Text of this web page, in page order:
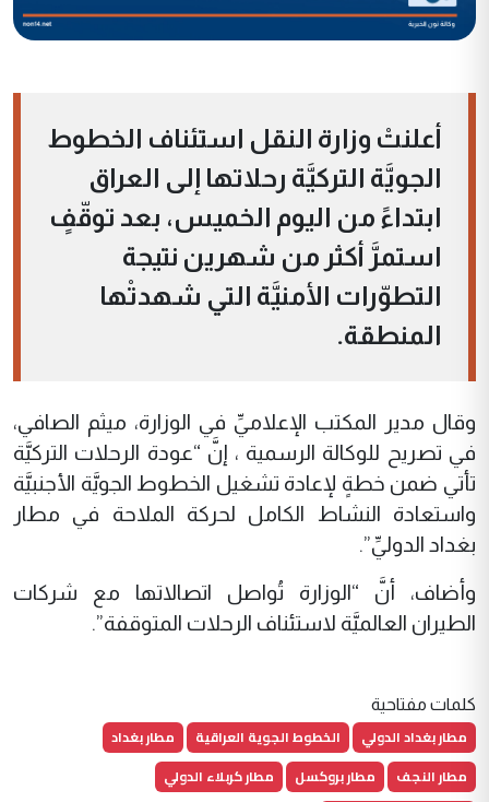
أعلنتْ وزارة النقل استئناف الخطوط
الجويَّة التركيَّة رحلاتها إلى العراق
ابتداءً من اليوم الخميس، بعد توقّفٍ
استمرَّ أكثر من شهرين نتيجة
التطوّرات الأمنيَّة التي شهدتْها
المنطقة.
وقال مدير المكتب الإعلاميِّ في الوزارة، ميثم الصافي،
في تصريح للوكالة الرسمية ، إنَّ “عودة الرحلات التركيَّة
تأتي ضمن خطةٍ لإعادة تشغيل الخطوط الجويَّة الأجنبيَّة
واستعادة النشاط الكامل لحركة الملاحة في مطار
بغداد الدوليِّ”.
وأضاف، أنَّ “الوزارة تُواصل اتصالاتها مع شركات
الطيران العالميَّة لاستئناف الرحلات المتوقفة”.
كلمات مفتاحية
مطار بغداد الدولي الخطوط الجوية العراقية
مطار بغداد
مطار النجف
مطار بروكسل
مطار كربلاء الدولي